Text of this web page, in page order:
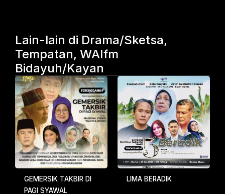
Lain-lain di Drama/Sketsa,
Tempatan, WAIfm
Bidayuh/Kayan
GEMERSIK TAKBIR DI
PAGI SYAWAL
LIMA BERADIK